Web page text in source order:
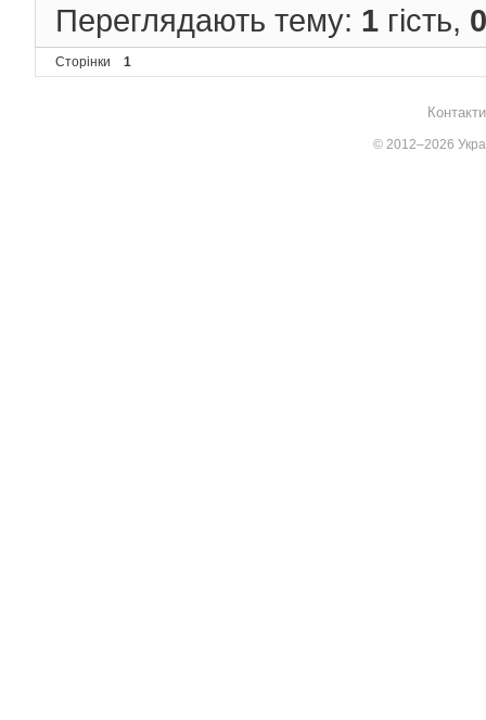
Переглядають тему: 1 гість, 0
Сторінки 1
© 2012–2026